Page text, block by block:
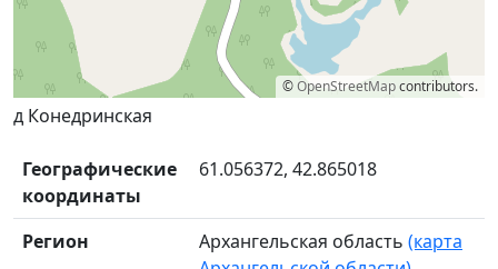
©OpenStreetMapcontributors.
д Конедринская
Географические
координаты
61.056372, 42.865018
Регион Архангельская область (карта